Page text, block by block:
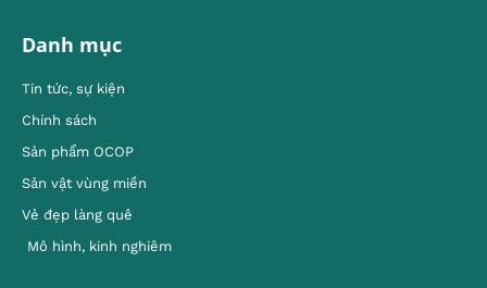
Danh mục
Tin tức, sự kiện
Chính sách
Sản phẩm OCOP
Sản vật vùng miền
Vẻ đẹp làng quê
Mô hình, kinh nghiêm